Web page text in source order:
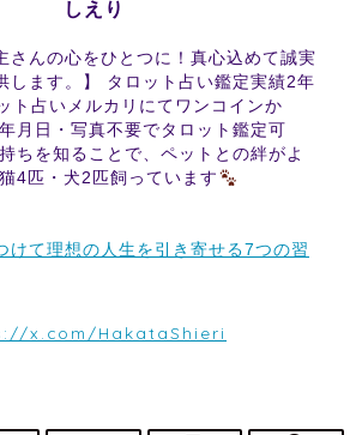
しえり
さんの心をひとつに！真心込めて誠実
します。】 タロット占い鑑定実績2年
ト占いメルカリにてワンコインか
月日・写真不要でタロット鑑定可
ちを知ることで、ペットとの絆がよ
4匹・犬2匹飼っています
けて理想の人生を引き寄せる7つの習
x.com/HakataShieri